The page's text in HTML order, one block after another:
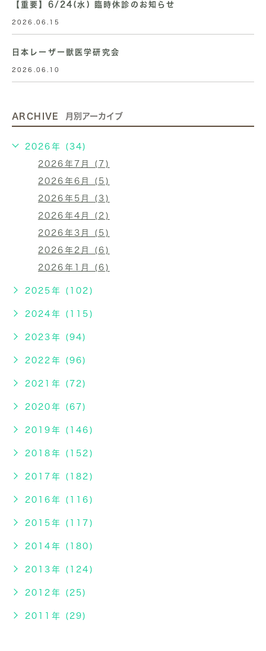
【重要】6/24(水) 臨時休診のお知らせ
2026.06.15
日本レーザー獣医学研究会
2026.06.10
ARCHIVE 月別アーカイブ
2026年 (34)
2026年7月 (7)
2026年6月 (5)
2026年5月 (3)
2026年4月 (2)
2026年3月 (5)
2026年2月 (6)
2026年1月 (6)
2025年 (102)
2024年 (115)
2023年 (94)
2022年 (96)
2021年 (72)
2020年 (67)
2019年 (146)
2018年 (152)
2017年 (182)
2016年 (116)
2015年 (117)
2014年 (180)
2013年 (124)
2012年 (25)
2011年 (29)